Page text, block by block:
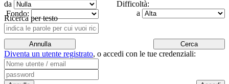
Difficoltà:
da
a
Fondo:
Ricerca per testo
Diventa un utente registrato, o accedi con le tue credenziali: